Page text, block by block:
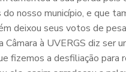
nosso município, e que
deixou seus votos de
à UVERGS diz ser
fizemos a desfiliação